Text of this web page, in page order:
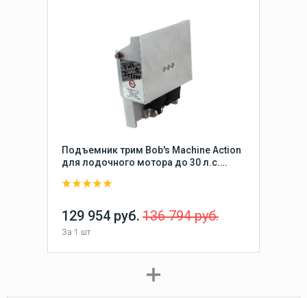
Подъемник трим Bob's Machine Action
для лодочного мотора до 30 л.с.
129 954 руб. 136 794 руб.
За 1 шт